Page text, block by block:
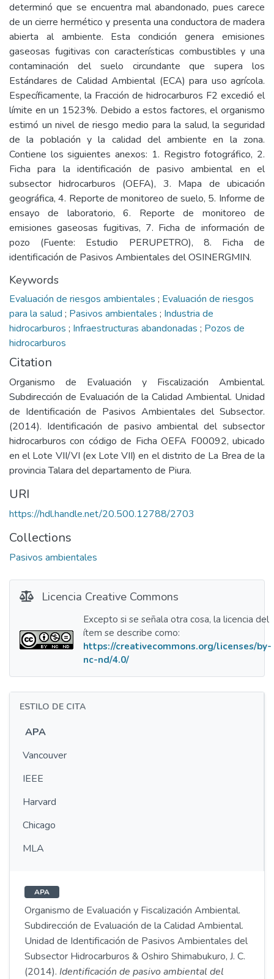
determinó que se encuentra mal abandonado, pues carece
de un cierre hermético y presenta una conductora de madera
abierta al ambiente. Esta condición genera emisiones
gaseosas fugitivas con características combustibles y una
contaminación del suelo circundante que supera los
Estándares de Calidad Ambiental (ECA) para uso agrícola.
Específicamente, la Fracción de hidrocarburos F2 excedió el
límite en un 1523%. Debido a estos factores, el organismo
estimó un nivel de riesgo medio para la salud, la seguridad
de la población y la calidad del ambiente en la zona.
Contiene los siguientes anexos: 1. Registro fotográfico, 2.
Ficha para la identificación de pasivo ambiental en el
subsector hidrocarburos (OEFA), 3. Mapa de ubicación
geográfica, 4. Reporte de monitoreo de suelo, 5. Informe de
ensayo de laboratorio, 6. Reporte de monitoreo de
emisiones gaseosas fugitivas, 7. Ficha de información de
pozo (Fuente: Estudio PERUPETRO), 8. Ficha de
identificación de Pasivos Ambientales del OSINERGMIN.
Keywords
Evaluación de riesgos ambientales ; Evaluación de riesgos
para la salud ; Pasivos ambientales ; Industria de
hidrocarburos ; Infraestructuras abandonadas ; Pozos de
hidrocarburos
Citation
Organismo de Evaluación y Fiscalización Ambiental.
Subdirección de Evaluación de la Calidad Ambiental. Unidad
de Identificación de Pasivos Ambientales del Subsector.
(2014). Identificación de pasivo ambiental del subsector
hidrocarburos con código de Ficha OEFA F00092, ubicado
en el Lote VII/VI (ex Lote VII) en el distrito de La Brea de la
provincia Talara del departamento de Piura.
URI
https://hdl.handle.net/20.500.12788/2703
Collections
Pasivos ambientales
Licencia Creative Commons
Excepto si se señala otra cosa, la licencia del
ítem se describe como:
https://creativecommons.org/licenses/by-
nc-nd/4.0/
ESTILO DE CITA
APA
Vancouver
IEEE
Harvard
Chicago
MLA
APA
Organismo de Evaluación y Fiscalización Ambiental.
Subdirección de Evaluación de la Calidad Ambiental.
Unidad de Identificación de Pasivos Ambientales del
Subsector Hidrocarburos & Oshiro Shimabukuro, J. C.
(2014). Identificación de pasivo ambiental del